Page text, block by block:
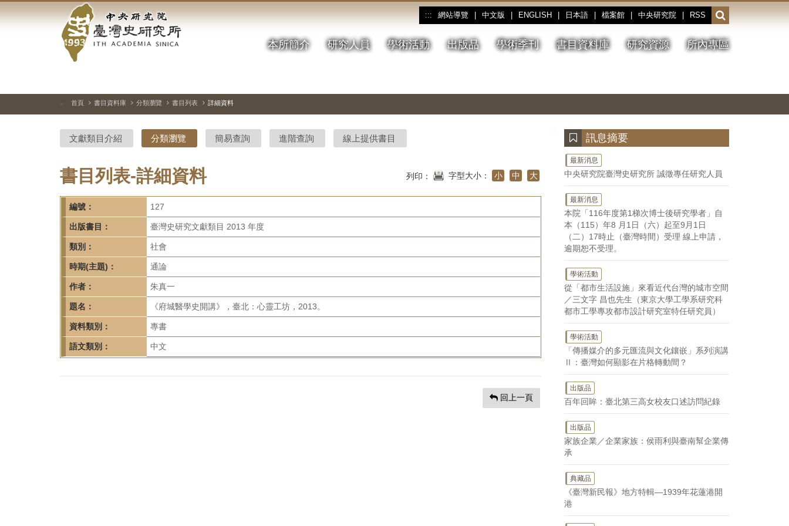
到
中
央
研
院-
臺
灣
史
研
究
所-
首
頁
::: 網站導覽 中文版 ENGLISH 日本語 檔案館 中央研究院 RSS
開
啟
或
收
本所簡介 研究人員 學術活動 出版品 學術季刊 書目資料庫 研究資源 所內專區
停、
圖
圖
結
::: 首頁 書目資料庫 分類瀏覽 書目列表 詳細資料
文獻類目介紹 分類瀏覽 簡易查詢 進階查詢 線上提供書目
書目列表-詳細資料 列印： 字型大小： 小 中 大
編號： 127
出版書目： 臺灣史研究文獻類目 2013 年度
類別： 社會
時期(主題)： 通論
作者： 朱真一
題名： 《府城醫學史開講》，臺北：心靈工坊，2013。
資料類別： 專書
語文類別： 中文
回上一頁
訊息摘要
最新消息
中央研究院臺灣史研究所 誠徵專任研究人員
最新消息
本院「116年度第1梯次博士後研究學者」自
本（115）年8 月1日（六）起至9月1日
（二）17時止（臺灣時間）受理 線上申請，
逾期恕不受理。
學術活動
從「都市生活設施」來看近代台灣的城市空間
／三文字 昌也先生（東京大學工學系研究科
都市工學專攻都市設計研究室特任研究員）
學術活動
「傳播媒介的多元匯流與文化鑲嵌」系列演講
Ⅱ：臺灣如何顯影在片格轉動間？
出版品
百年回眸：臺北第三高女校友口述訪問紀錄
出版品
家族企業／企業家族：侯雨利與臺南幫企業傳
承
典藏品
《臺灣新民報》地方特輯—1939年花蓮港開
港